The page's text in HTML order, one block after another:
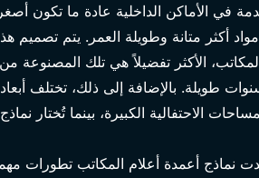
في الأماكن الداخلية عادة ما تكون
الأكثر تفضيلاً هي تلك المصنوعة
طويلة. بالإضافة إلى ذلك، تختلف
الاحتفالية الكبيرة، بينما تُختار
نماذج أعمدة أعلام المكاتب تطورات